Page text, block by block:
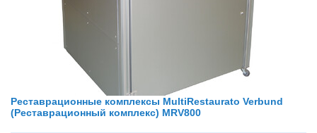
Реставрационные комплексы MultiRestaurato Verbund
(Реставрационный комплекс) MRV800